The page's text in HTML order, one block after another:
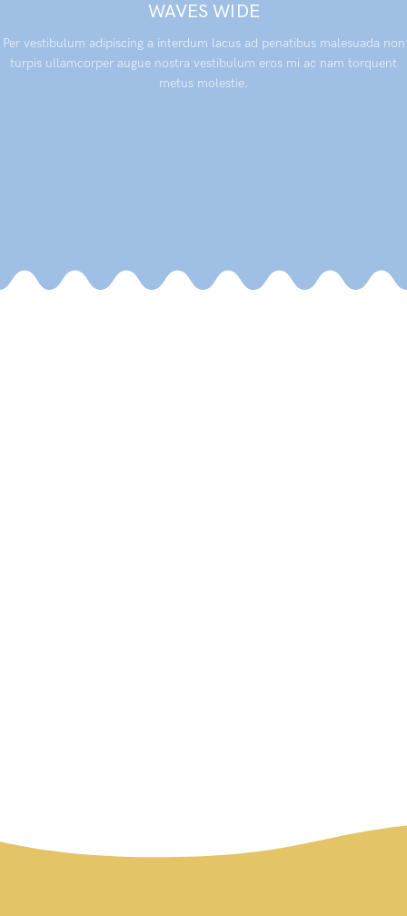
WAVES WIDE
Per vestibulum adipiscing a interdum lacus ad penatibus malesuada non
turpis ullamcorper augue nostra vestibulum eros mi ac nam torquent
metus molestie.